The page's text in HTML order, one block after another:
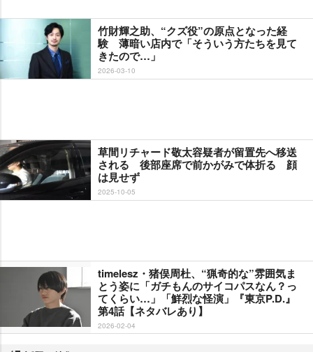
竹財輝之助、“クズ役”の原点となった経
験 薄暗い店内で「そういう方たちを見て
きたので…」
2026-03-10
草間リチャード敬太容疑者が留置先へ移送
される 後部座席で前かがみで体折る 顔
は見せず
2025-10-05
timelesz・猪俣周杜、“猟奇的な”雰囲気ま
とう姿に「ガチもんのサイコパスなん？っ
てくらい…」「鮮烈な怪演」『東京P.D.』
第4話【ネタバレあり】
2026-02-04